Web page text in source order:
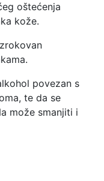
oštećenja
kože.
povezan s
te da se
može smanjiti i